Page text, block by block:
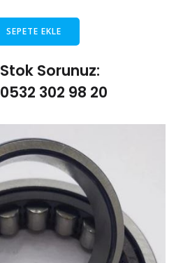
SEPETE EKLE
Stok Sorunuz:
0532 302 98 20